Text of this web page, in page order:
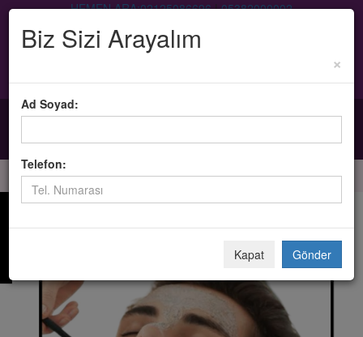
HEMEN ARA:02125086696|05382000002
Biz Sizi Arayalım
×
Ad Soyad:
Telefon:
Kapat Gönder